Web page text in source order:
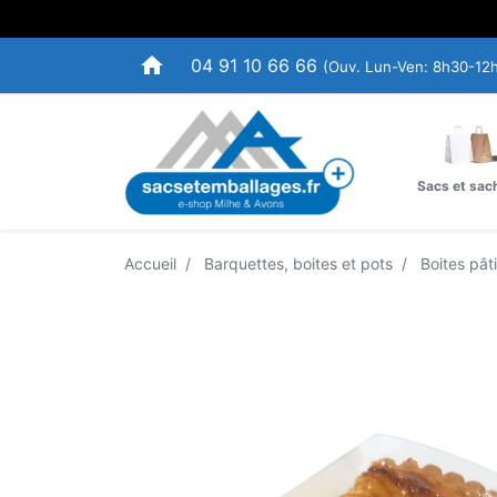
home 04 91 10 66 66 (Ouv. Lun-Ven: 8h30-
Sacs et
Accueil Barquettes, boites et pots Boites